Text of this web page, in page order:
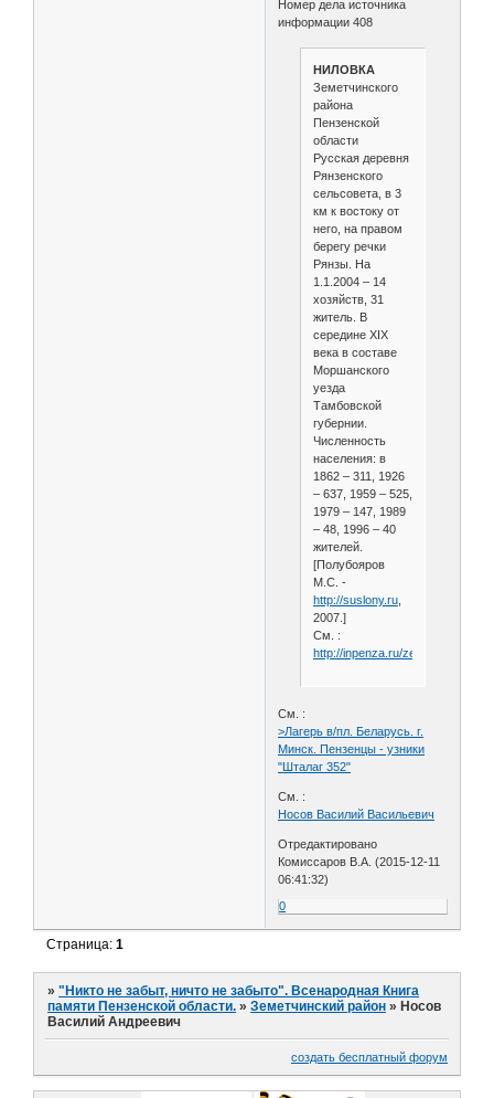
Номер дела источника
информации 408
НИЛОВКА
Земетчинского
района
Пензенской
области
Русская деревня
Рянзенского
сельсовета, в 3
км к востоку от
него, на правом
берегу речки
Рянзы. На
1.1.2004 – 14
хозяйств, 31
житель. В
середине XIX
века в составе
Моршанского
уезда
Тамбовской
губернии.
Численность
населения: в
1862 – 311, 1926
– 637, 1959 – 525,
1979 – 147, 1989
– 48, 1996 – 40
жителей.
[Полубояров
М.С. -
http://suslony.ru,
2007.]
См. :
http://inpenza.ru/zemetchino/
См. :
>Лагерь в/пл. Беларусь. г.
Минск. Пензенцы - узники
"Шталаг 352"
См. :
Носов Василий Васильевич
Отредактировано
Комиссаров В.А. (2015-12-11
06:41:32)
0
Страница:1
»"Никто не забыт, ничто не забыто". Всенародная Книга
памяти Пензенской области. »Земетчинский район » Носов
Василий Андреевич
создать бесплатный форум